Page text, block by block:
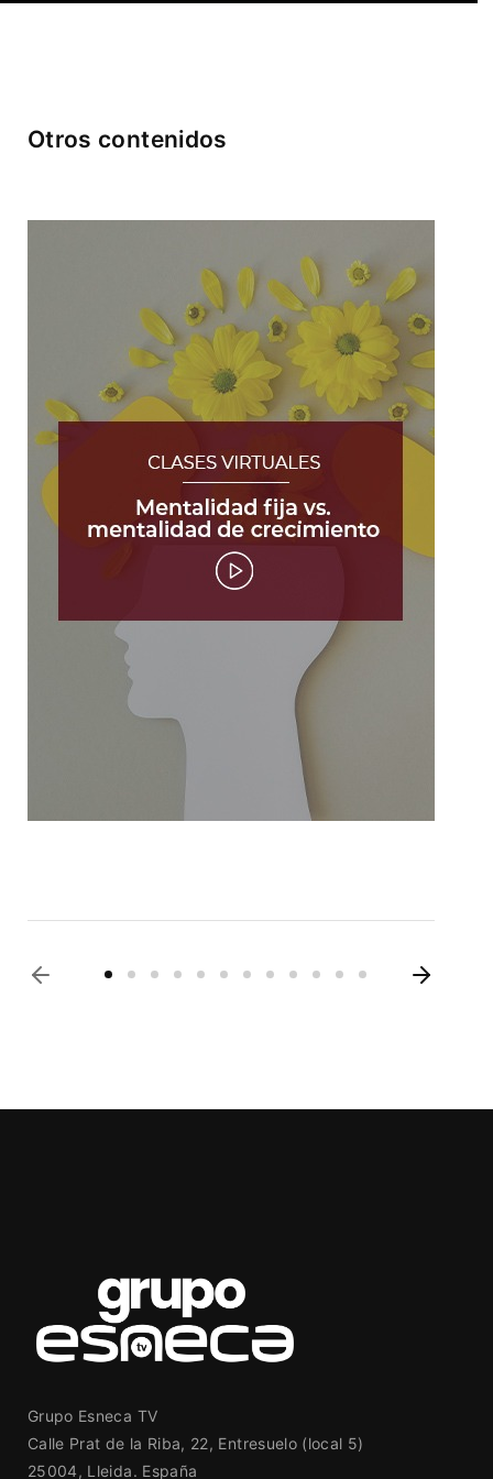
Otros contenidos
Grupo Esneca TV
Calle Prat de la Riba, 22, Entresuelo (local 5)
25004, Lleida. España